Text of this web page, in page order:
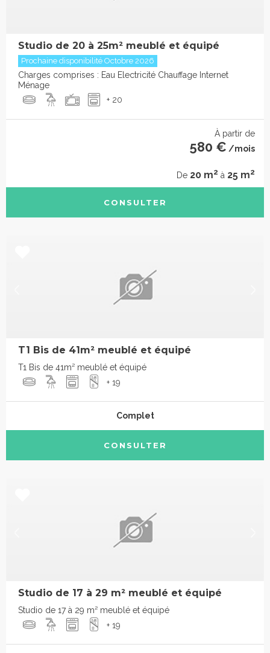
Studio de 20 à 25m² meublé et équipé
Prochaine disponibilité Octobre 2026
Charges comprises : Eau Electricité Chauffage Internet
Ménage
+ 20
À partir de
580 € /mois
De 20 m2 à 25 m2
CONSULTER
T1 Bis de 41m² meublé et équipé
T1 Bis de 41m² meublé et équipé
+ 19
Complet
CONSULTER
Studio de 17 à 29 m² meublé et équipé
Studio de 17 à 29 m² meublé et équipé
+ 19